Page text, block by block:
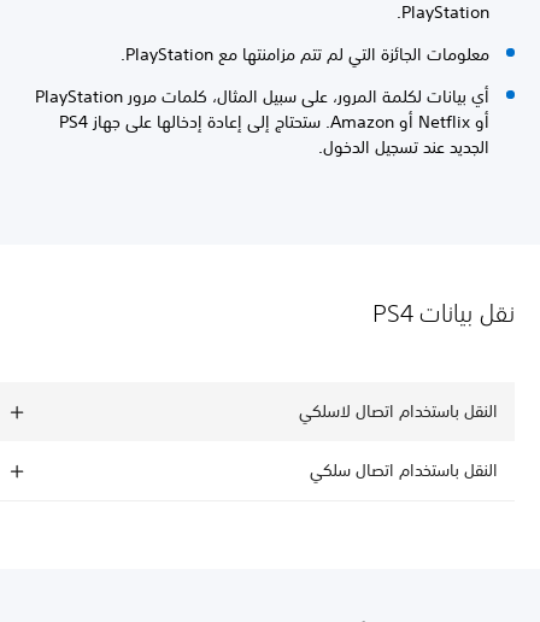
PlayStation.
معلومات الجائزة التي لم تتم مزامنتها مع PlayStation.
أي بيانات لكلمة المرور، على سبيل المثال، كلمات مرور PlayStation
أو Netflix أو Amazon. ستحتاج إلى إعادة إدخالها على جهاز PS4
الجديد عند تسجيل الدخول.
نقل بيانات PS4
النقل باستخدام اتصال لاسلكي
النقل باستخدام اتصال سلكي